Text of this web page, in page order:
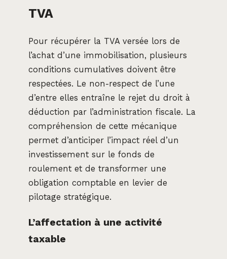
TVA
Pour récupérer la TVA versée lors de
l’achat d’une immobilisation, plusieurs
conditions cumulatives doivent être
respectées. Le non-respect de l’une
d’entre elles entraîne le rejet du droit à
déduction par l’administration fiscale. La
compréhension de cette mécanique
permet d’anticiper l’impact réel d’un
investissement sur le fonds de
roulement et de transformer une
obligation comptable en levier de
pilotage stratégique.
L’affectation à une activité
taxable